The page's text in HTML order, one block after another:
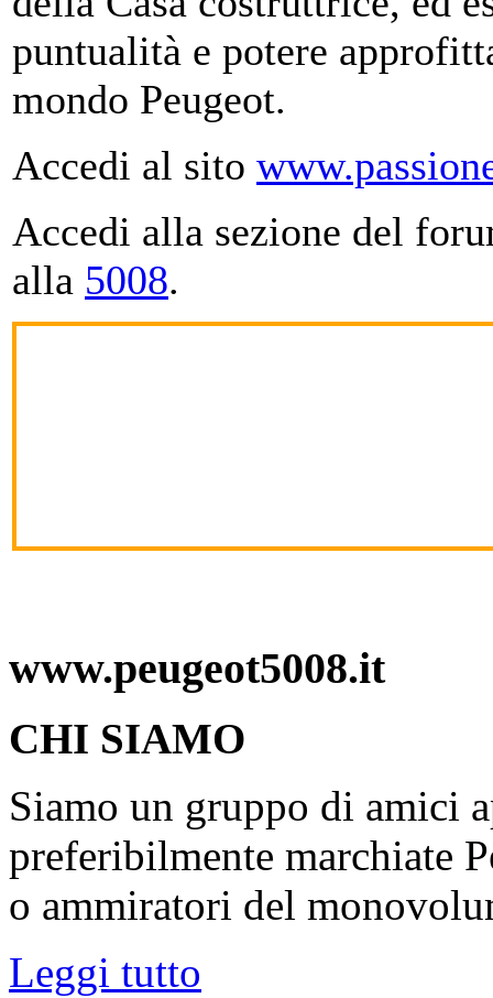
puntualità e potere
mondo Peugeot.
Accedi al sito
Accedi alla sezione del
alla 5008.
www.peugeot5008.it
CHI SIAMO
Siamo un gruppo di amici
preferibilmente marchiate
o ammiratori del
Leggi tutto